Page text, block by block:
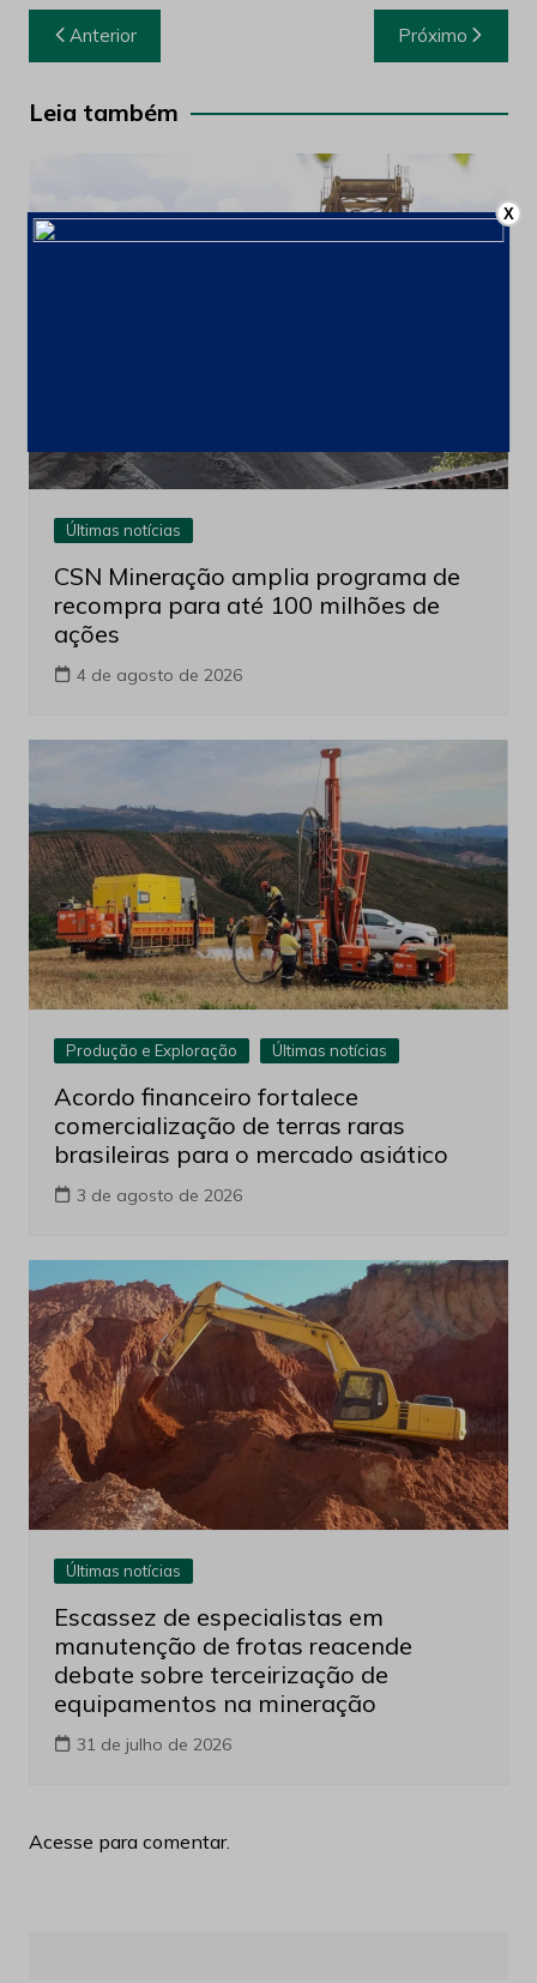
Navegação
de
Post
Anterior Próximo
Leia também
Últimas notícias
CSN Mineração amplia programa de
recompra para até 100 milhões de
ações
4 de agosto de 2026
Produção e Exploração Últimas notícias
Acordo financeiro fortalece
comercialização de terras raras
brasileiras para o mercado asiático
3 de agosto de 2026
Últimas notícias
Escassez de especialistas em
manutenção de frotas reacende
debate sobre terceirização de
equipamentos na mineração
31 de julho de 2026
Acesse para comentar.
X